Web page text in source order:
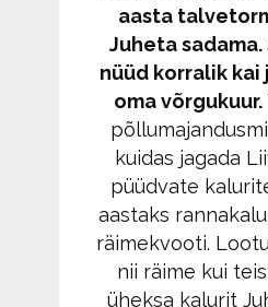
aasta
Juheta sadama.
nüüd korralik kai
oma võrgukuur.
kuidas jagada
püüdvate
aastaks
räimekvooti.
nii räime kui
üheksa kalurit